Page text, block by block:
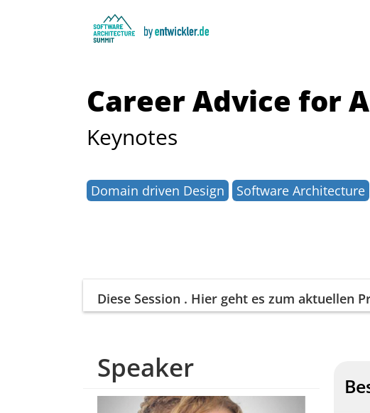
Career Advice for
Keynotes
Domain driven Design Software Architecture
Diese Session . Hier geht es zum aktuellen
Speaker